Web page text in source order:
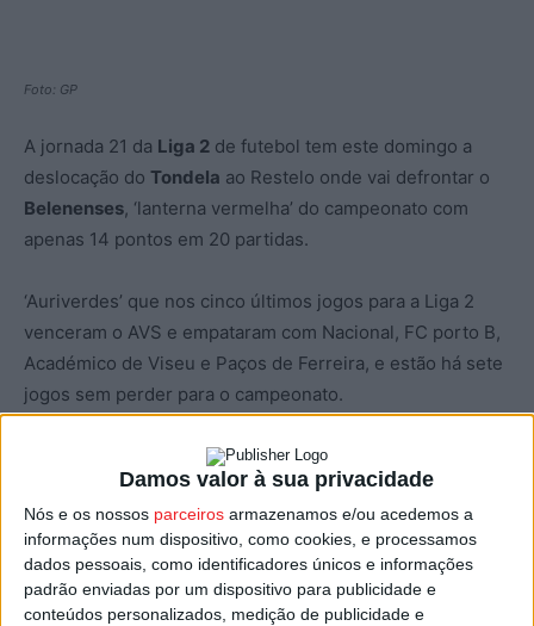
Damos valor à sua privacidade
Nós e os nossos parceiros armazenamos e/ou acedemos a
informações num dispositivo, como cookies, e processamos
dados pessoais, como identificadores únicos e informações
padrão enviadas por um dispositivo para publicidade e
conteúdos personalizados, medição de publicidade e
Foto: GP
A jornada 21 da Liga 2 de futebol tem este domingo a
deslocação do Tondela ao Restelo onde vai defrontar o
Belenenses, ‘lanterna vermelha’ do campeonato com
apenas 14 pontos em 20 partidas.
‘Auriverdes’ que nos cinco últimos jogos para a Liga 2
venceram o AVS e empataram com Nacional, FC porto B,
Académico de Viseu e Paços de Ferreira, e estão há sete
jogos sem perder para o campeonato.
Pela frente o Belenenses que nos últimos cinco jogos
perdeu quatro e empatou um, na passada jornada, em
Mafra.
A partida no restelo começa pelas 15:30 deste domingo e
será apitada por Halim Shirzad, o afegão que é árbitro